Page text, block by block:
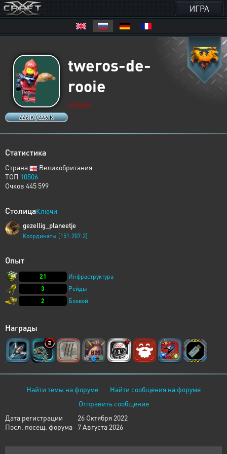
ИГРА
446 K / 446 K
tweros-de-
rooie
HUMANS
Статистика
Страна
Великобритания
ТОП 10506
Очков 445 599
СтолицаКлючи
gezellig_planeetje
Координаты [151:207:2]
Опыт
21
Инфраструктура
3
Рейды
2
Боевой
Награды
Найти темы на форуме
Найти сообщения на форуме
Отправить сообщение
Дата регистрации
26 Октября 2022
Посл. посещ. форума
7 Августа 2026